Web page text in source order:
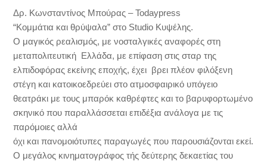
Δρ. Κωνσταντίνος Μπούρας – Todaypress
“Κομμάτια και θρύψαλα” στο Studio Κυψέλης.
Ο μαγικός ρεαλισμός, με νοσταλγικές αναφορές στη
μεταπολιτευτική Ελλάδα, με επίφαση στις σταρ της
ελπιδοφόρας εκείνης εποχής, έχει βρει πλέον φιλόξενη
στέγη και κατοικοεδρεύει στο ατμοσφαιρικό υπόγειο
θεατράκι με τους μπαρόκ καθρέφτες και το βαρυφορτωμένο
σκηνικό που παραλλάσσεται επιδέξια ανάλογα με τις
παρόμοιες αλλά
όχι και πανομοιότυπες παραγωγές που παρουσιάζονται εκεί.
Ο μεγάλος κινηματογράφος τής δεύτερης δεκαετίας του